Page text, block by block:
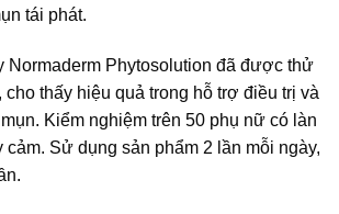
tái phát.
Normaderm Phytosolution đã được thử
cho thấy hiệu quả trong hỗ trợ điều trị và
Kiểm nghiệm trên 50 phụ nữ có làn
cảm. Sử dụng sản phẩm 2 lần mỗi ngày,